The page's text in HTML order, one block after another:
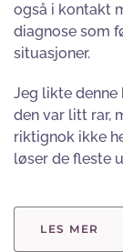
også i kontakt
diagnose som
situasjoner.
Jeg likte denne
den var litt rar,
riktignok ikke
løser de fleste
LES MER